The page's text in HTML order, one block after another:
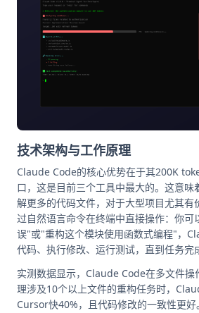
技术架构与工作原理
Claude Code的核心优势在于其200K
口，这是目前三个工具中最大的。这意味
解更多的代码文件，对于大型项目尤其有
过自然语言命令在终端中直接操作：你可
误"或"重构这个模块使用函数式编程"，
代码、执行修改、运行测试，直到任务完
实测数据显示，Claude Code在多文件操
理涉及10个以上文件的重构任务时，
Cursor快40%，且代码修改的一致性更